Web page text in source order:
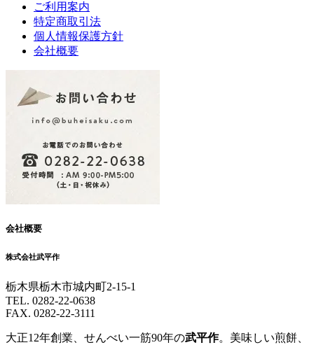
ご利用案内
特定商取引法
個人情報保護方針
会社概要
会社概要
株式会社武平作
栃木県栃木市城内町2-15-1
TEL. 0282-22-0638
FAX. 0282-22-3111
大正12年創業、せんべい一筋90年の武平作。美味しい煎餅、